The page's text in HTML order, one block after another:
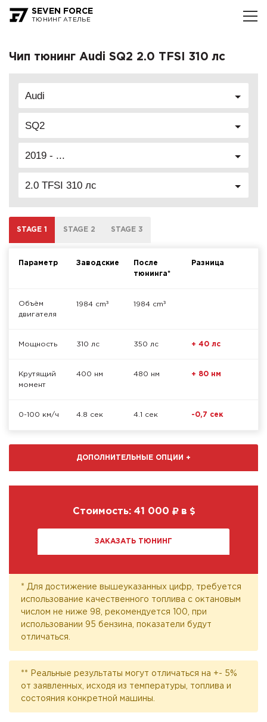
SEVEN FORCE
ТЮНИНГ АТЕЛЬЕ
Чип тюнинг Audi SQ2 2.0 TFSI 310 лс
Audi
SQ2
2019 - ...
2.0 TFSI 310 лс
STAGE 1 STAGE 2 STAGE 3
Параметр Заводские
После
тюнинга*
Разница
Объём
двигателя
1984 cm³ 1984 cm³
Мощность 310 лс 350 лс + 40 лс
Крутящий
момент
400 нм 480 нм + 80 нм
0-100 км/ч 4.8 сек 4.1 сек -0,7 сек
ДОПОЛНИТЕЛЬНЫЕ ОПЦИИ +
Стоимость: 41 000 в
ЗАКАЗАТЬ ТЮНИНГ
* Для достижение вышеуказанных цифр, требуется
использование качественного топлива с октановым
числом не ниже 98, рекомендуется 100, при
использовании 95 бензина, показатели будут
отличаться.
** Реальные результаты могут отличаться на +- 5%
от заявленных, исходя из температуры, топлива и
состояния конкретной машины.